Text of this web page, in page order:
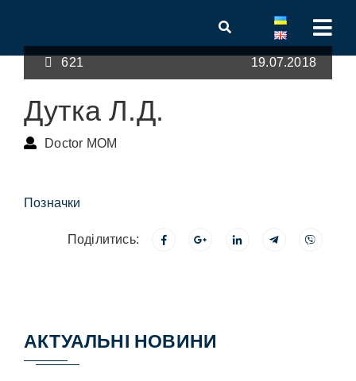
621 19.07.2018
Дутка Л.Д.
Doctor MOM
Позначки
Поділитись:
АКТУАЛЬНІ НОВИНИ